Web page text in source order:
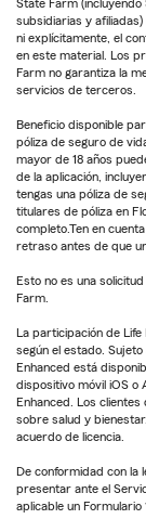
State Farm
subsidiarias y
ni explícitamente, el
en este material. Los
Farm no garantiza la
servicios de terceros.
Beneficio disponible
póliza de seguro de
mayor de 18 años
de la aplicación,
tengas una póliza de
titulares de póliza en
completo.Ten en
retraso antes de que
Esto no es una
Farm.
La participación de
según el estado.
Enhanced está
dispositivo móvil iOS o
Enhanced. Los
sobre salud y
acuerdo de licencia.
De conformidad con la
presentar ante el
aplicable un